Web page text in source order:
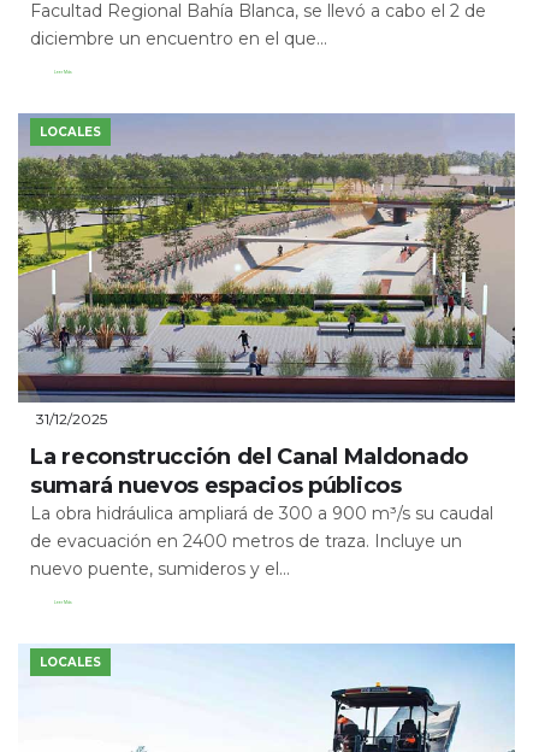
Facultad Regional Bahía Blanca, se llevó a cabo el 2 de
diciembre un encuentro en el que...
Leer Más
LOCALES
31/12/2025
La reconstrucción del Canal Maldonado
sumará nuevos espacios públicos
La obra hidráulica ampliará de 300 a 900 m³/s su caudal
de evacuación en 2400 metros de traza. Incluye un
nuevo puente, sumideros y el...
Leer Más
LOCALES